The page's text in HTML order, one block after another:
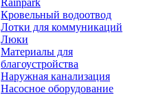
Rainpark
Кровельный водоотвод
Лотки для коммуникаций
Люки
Материалы для
благоустройства
Наружная канализация
Насосное оборудование